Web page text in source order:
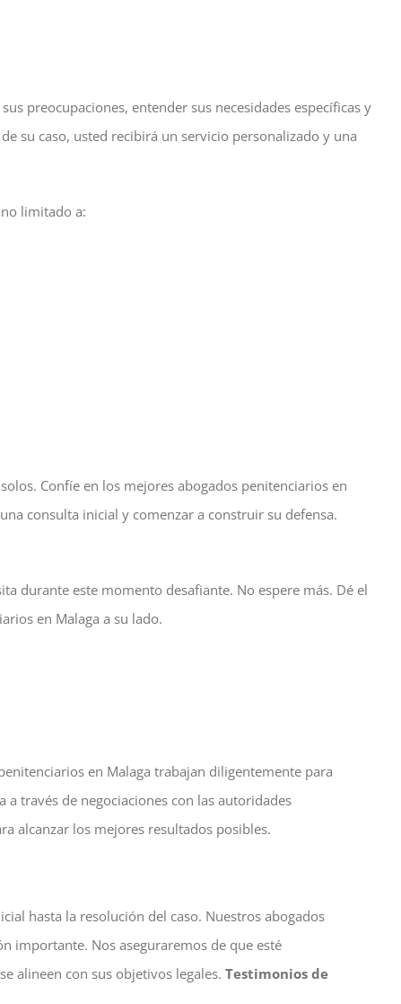
preocupaciones, entender sus necesidades específicas y
su caso, usted recibirá un servicio personalizado y una
limitado a:
Confíe en los mejores abogados penitenciarios en
consulta inicial y comenzar a construir su defensa.
durante este momento desafiante. No espere más. Dé el
en Malaga a su lado.
en Malaga trabajan diligentemente para
través de negociaciones con las autoridades
alcanzar los mejores resultados posibles.
hasta la resolución del caso. Nuestros abogados
importante. Nos aseguraremos de que esté
alineen con sus objetivos legales. Testimonios de